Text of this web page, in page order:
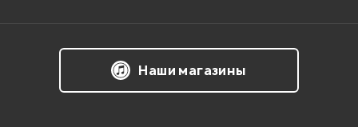
Наши магазины